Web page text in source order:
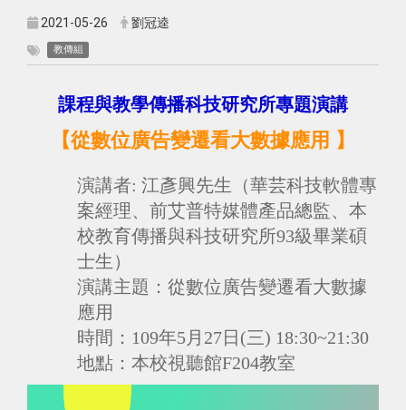
2021-05-26 劉冠逵
教傳組
課程與教學傳播科技研究所專題演講
【從數位廣告變遷看大數據應用 】
演講者: 江彥興先生 （華芸科技軟體專
案經理、前艾普特媒體產品總監、本
校教育傳播與科技研究所93級畢業碩
士生）
演講主題： 從數位廣告變遷看大數據
應用
時間： 109年5月27日(三) 18:30~21:30
地點： 本校視聽館F204教室